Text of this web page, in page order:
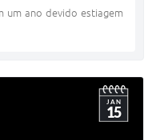
um ano devido estiagem
JAN
15